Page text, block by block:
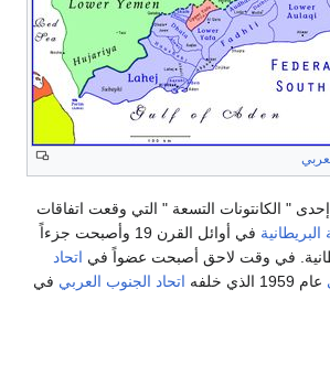
" الكانتونات التسعة " التي وقعت اتفاقات
البريطانية
في أوائل القرن 19 وأصبحت جزءاً
في وقت لاحق أصبحت عضواً في اتحاد
عام 1959 الذي خلفه اتحاد الجنوب العربي في